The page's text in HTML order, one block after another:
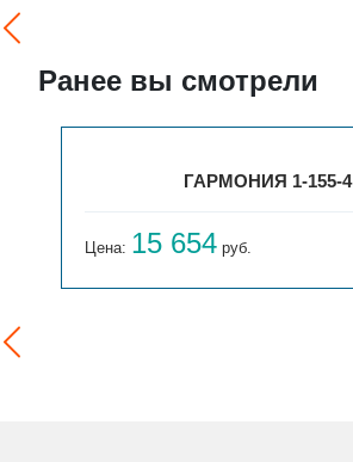
Ранее вы смотрели
ГАРМОНИЯ 1-155-4
Цена: 15 654 руб.